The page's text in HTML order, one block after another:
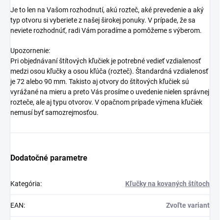
Je to len na Vašom rozhodnutí, akú rozteč, aké prevedenie a aký
typ otvoru si vyberiete z našej širokej ponuky. V prípade, že sa
neviete rozhodnúť, radi Vám poradíme a pomôžeme s výberom.
Upozornenie:
Pri objednávaní štítových kľučiek je potrebné vedieť vzdialenosť
medzi osou kľučky a osou kľúča (rozteč). Štandardná vzdialenosť
je 72 alebo 90 mm. Takisto aj otvory do štítových kľučiek sú
vyrážané na mieru a preto Vás prosíme o uvedenie nielen správnej
rozteče, ale aj typu otvorov. V opačnom prípade výmena kľučiek
nemusí byť samozrejmosťou.
Dodatočné parametre
Kategória: Kľučky na kovaných štítoch
EAN: Zvoľte variant